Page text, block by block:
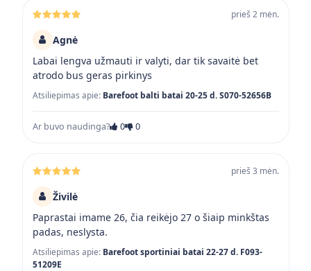
prieš 2 mėn.
Agnė
Labai lengva užmauti ir valyti, dar tik savaitė bet
atrodo bus geras pirkinys
Atsiliepimas apie: Barefoot balti batai 20-25 d. S070-52656B
Ar buvo naudinga? 0 0
prieš 3 mėn.
Živilė
Paprastai imame 26, čia reikėjo 27 o šiaip minkštas
padas, neslysta.
Atsiliepimas apie: Barefoot sportiniai batai 22-27 d. F093-
51209E